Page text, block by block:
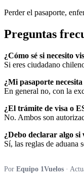
Perder el pasaporte,
Preguntas
¿Cómo sé si necesito
Si eres ciudadano
¿Mi pasaporte
En general no, con la
¿El trámite de visa o
No. Ambos son
¿Debo declarar algo si
Sí, las reglas de aduana
Por Equipo 1Vuelos ·